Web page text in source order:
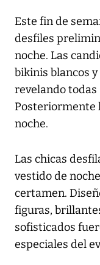
Este fin de
desfiles
noche. Las
bikinis blancos
revelando todas
Posteriormente
noche.
Las chicas
vestido de
certamen.
figuras,
sofisticados
especiales del